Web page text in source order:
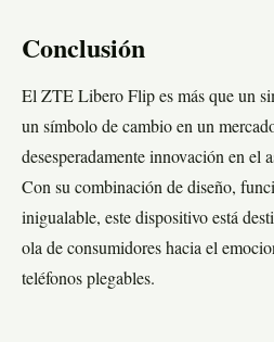
Conclusión
El ZTE Libero Flip es más que un
un símbolo de cambio en un
desesperadamente innovación en el
Con su combinación de diseño,
inigualable, este dispositivo está
ola de consumidores hacia el
teléfonos plegables.